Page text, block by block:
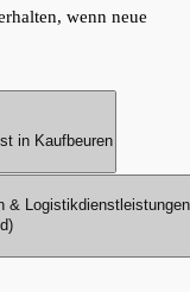
wenn neue